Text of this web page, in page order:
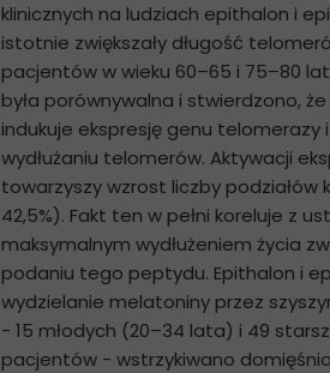
klinicznych na ludziach epithalon i
istotnie zwiększały długość
pacjentów w wieku 60–65 i 75–80
była porównywalna i stwierdzono,
indukuje ekspresję genu telomerazy
wydłużaniu telomerów. Aktywacji
towarzyszy wzrost liczby podziałów
42,5%). Fakt ten w pełni koreluje z
maksymalnym wydłużeniem życia
podaniu tego peptydu. Epithalon i
wydzielanie melatoniny przez
- 15 młodych (20–34 lata) i 49
pacjentów - wstrzykiwano